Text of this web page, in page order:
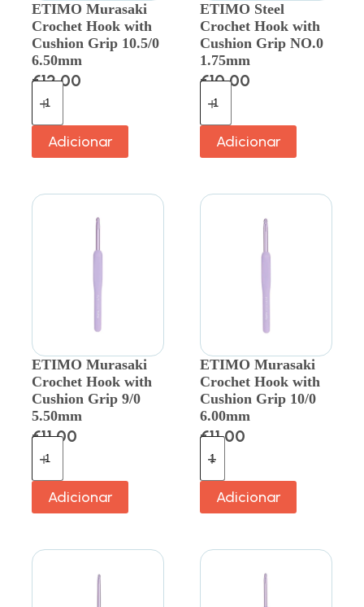
ETIMO Murasaki
Crochet Hook with
Cushion Grip 10.5/0
6.50mm
€12.00
Adicionar
ETIMO Steel
Crochet Hook with
Cushion Grip NO.0
1.75mm
€10.00
Adicionar
ETIMO Murasaki
Crochet Hook with
Cushion Grip 9/0
5.50mm
€11.00
Adicionar
ETIMO Murasaki
Crochet Hook with
Cushion Grip 10/0
6.00mm
€11.00
Adicionar